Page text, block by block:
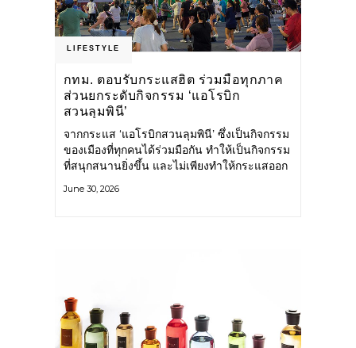
LIFESTYLE
กทม. ตอบรับกระแสฮิต ร่วมมือทุกภาค
ส่วนยกระดับกิจกรรม ‘แอโรบิก
สวนลุมพินี’
จากกระแส ‘แอโรบิกสวนลุมพินี’ ซึ่งเป็นกิจกรรม
ของเมืองที่ทุกคนได้ร่วมมือกัน ทำให้เป็นกิจกรรม
ที่สนุกสนานยิ่งขึ้น และไม่เพียงทำให้กระแสออก
กระจายไปยังหลายพื้นที่ของประเทศที่อยากออก
June 30, 2026